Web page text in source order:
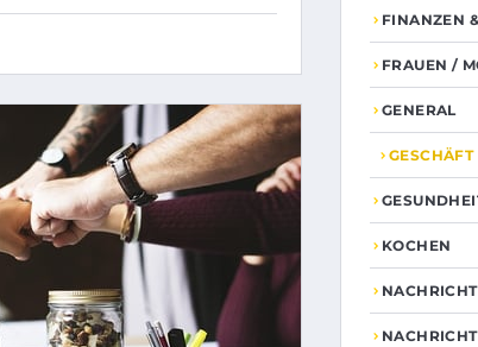
FINANZEN
FRAUEN /
GENERAL
GESCHÄFT
KOCHEN
NACHRICHT